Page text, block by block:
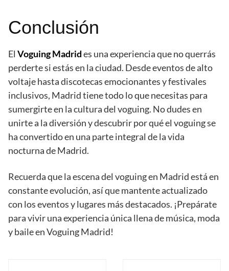
Conclusión
El Voguing Madrides una experiencia que no querrás
perderte si estás en la ciudad. Desde eventos de alto
voltaje hasta discotecas emocionantes y festivales
inclusivos, Madrid tiene todo lo que necesitas para
sumergirte en la cultura del voguing. No dudes en
unirte a la diversión y descubrir por qué el voguing se
ha convertido en una parte integral de la vida
nocturna de Madrid.
Recuerda que la escena del voguing en Madrid está en
constante evolución, así que mantente actualizado
con los eventos y lugares más destacados. ¡Prepárate
para vivir una experiencia única llena de música, moda
y baile en Voguing Madrid!